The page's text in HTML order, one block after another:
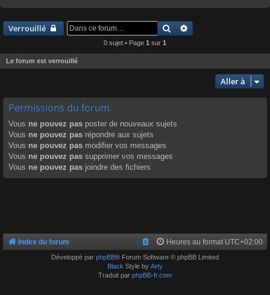
Verrouillé Rechercher
0 sujet • Page 1 sur 1
Le forum est verrouillé
Aller à
Permissions du forum
Vous ne pouvez pas poster de nouveaux sujets
Vous ne pouvez pas répondre aux sujets
Vous ne pouvez pas modifier vos messages
Vous ne pouvez pas supprimer vos messages
Vous ne pouvez pas joindre des fichiers
Index du forum Heures au format UTC+02:00
Développé par phpBB® Forum Software © phpBB Limited
Black Style by Arty
Traduit par phpBB-fr.com